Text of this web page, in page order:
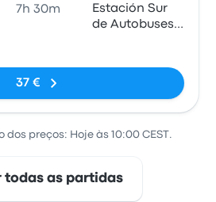
7h 30m
Estación Sur
de Autobuses,
37 €
preços: Hoje às 10:00 CEST.
todas as partidas